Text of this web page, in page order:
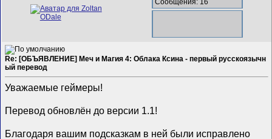
Сообщения: 16
Re: [ОБЪЯВЛЕНИЕ] Меч и Магия 4: Облака Ксина - первый русскоязычн
ый перевод
Уважаемые геймеры!
Перевод обновлён до версии 1.1!
Благодаря вашим подсказкам в ней были исправлено